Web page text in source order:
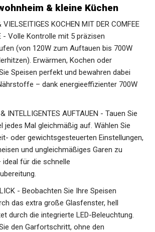
& kleine Küchen
KOCHEN MIT DER COMFEE
- Volle Kontrolle mit 5 präzisen
(von 120W zum Auftauen bis 700W
Erwärmen, Kochen oder
Speisen perfekt und bewahren dabei
– dank energieeffizienter 700W
INTELLIGENTES AUFTAUEN - Tauen Sie
jedes Mal gleichmäßig auf. Wählen Sie
oder gewichtsgesteuerten Einstellungen,
und ungleichmäßiges Garen zu
ideal für die schnelle
- Beobachten Sie Ihre Speisen
das extra große Glasfenster, hell
durch die integrierte LED-Beleuchtung.
den Garfortschritt, ohne den